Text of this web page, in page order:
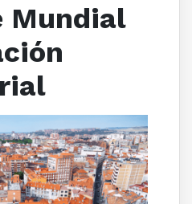
Mundial